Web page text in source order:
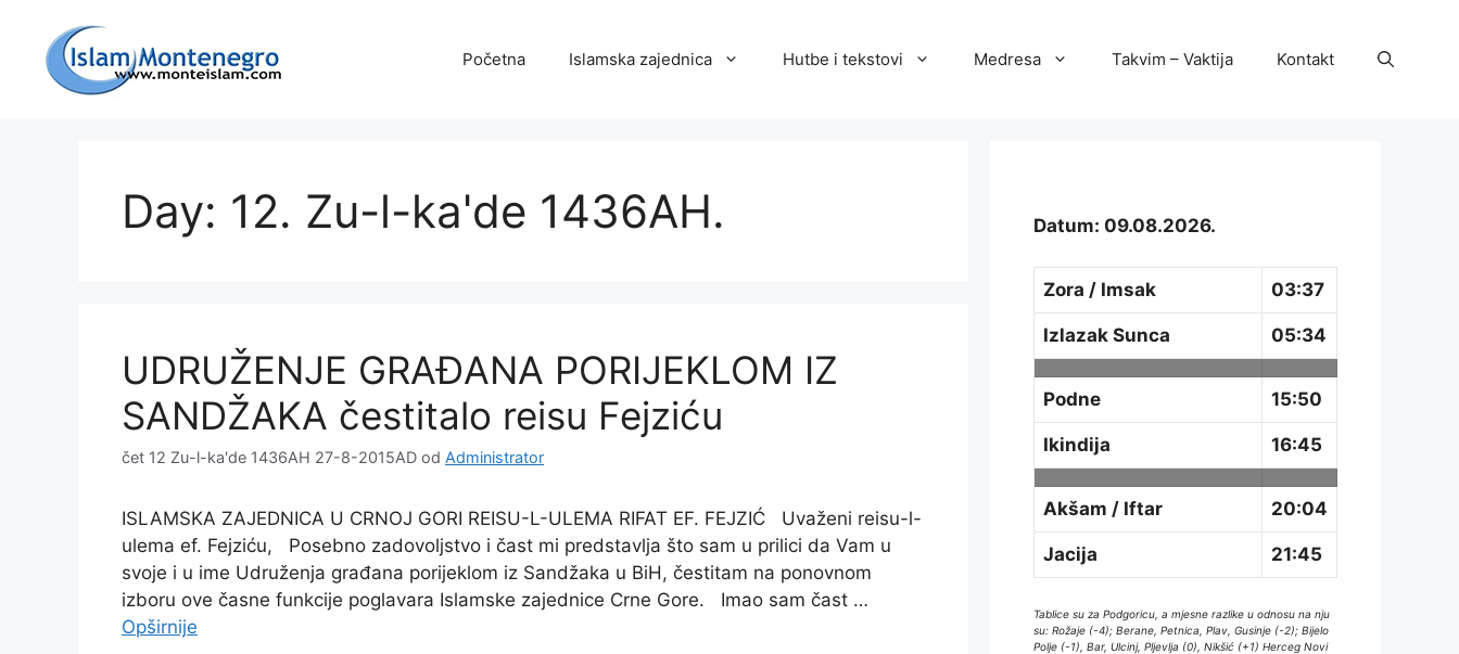
sadržaj
Početna Islamska zajednica Hutbe i tekstovi Medresa Takvim – Vaktija Kontakt
Day: 12. Zu-l-ka'de 1436AH.
UDRUŽENJE GRAĐANA PORIJEKLOM IZ
SANDŽAKA čestitalo reisu Fejziću
čet 12 Zu-l-ka'de 1436AH 27-8-2015AD od Administrator
ISLAMSKA ZAJEDNICA U CRNOJ GORI REISU-L-ULEMA RIFAT EF. FEJZIĆ Uvaženi reisu-l-
ulema ef. Fejziću, Posebno zadovoljstvo i čast mi predstavlja što sam u prilici da Vam u
svoje i u ime Udruženja građana porijeklom iz Sandžaka u BiH, čestitam na ponovnom
izboru ove časne funkcije poglavara Islamske zajednice Crne Gore. Imao sam čast …
Opširnije
Datum: 09.08.2026.
Zora / Imsak 03:37
Izlazak Sunca 05:34
Podne 15:50
Ikindija 16:45
Akšam / Iftar 20:04
Jacija 21:45
Tablice su za Podgoricu, a mjesne razlike u odnosu na nju
su: Rožaje (-4); Berane, Petnica, Plav, Gusinje (-2); Bijelo
Polje (-1), Bar, Ulcinj, Pljevlja (0), Nikšić (+1) Herceg Novi